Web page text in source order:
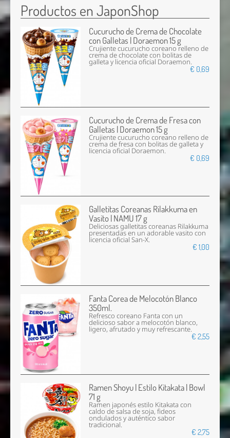
Productos en JaponShop
Cucurucho de Crema de Chocolate
con Galletas | Doraemon 15 g
Crujiente cucurucho coreano relleno de
crema de chocolate con bolitas de
galleta y licencia oficial Doraemon.
€ 0,69
Cucurucho de Crema de Fresa con
Galletas | Doraemon 15 g
Crujiente cucurucho coreano relleno de
crema de fresa con bolitas de galleta y
licencia oficial Doraemon.
€ 0,69
Galletitas Coreanas Rilakkuma en
Vasito | NAMU 17 g
Deliciosas galletitas coreanas Rilakkuma
presentadas en un adorable vasito con
licencia oficial San-X.
€ 1,00
Fanta Corea de Melocotón Blanco
350ml.
Refresco coreano Fanta con un
delicioso sabor a melocotón blanco,
ligero, afrutado y muy refrescante.
€ 2,55
Ramen Shoyu | Estilo Kitakata | Bowl
71 g
Ramen japonés estilo Kitakata con
caldo de salsa de soja, fideos
ondulados y auténtico sabor
tradicional.
€ 2,75